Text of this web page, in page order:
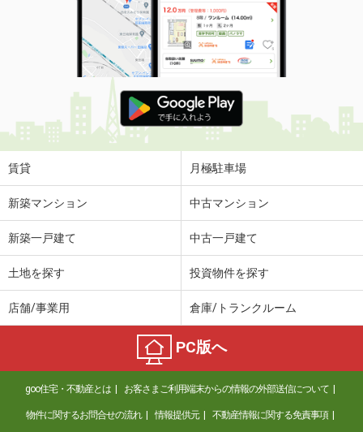
賃貸 月極駐車場
新築マンション 中古マンション
新築一戸建て 中古一戸建て
土地を探す 投資物件を探す
店舗/事業用 倉庫/トランクルーム
PC版へ
goo住宅・不動産とは お客さまご利用端末からの情報の外部送信について
物件に関するお問合せの流れ 情報提供元 不動産情報に関する免責事項